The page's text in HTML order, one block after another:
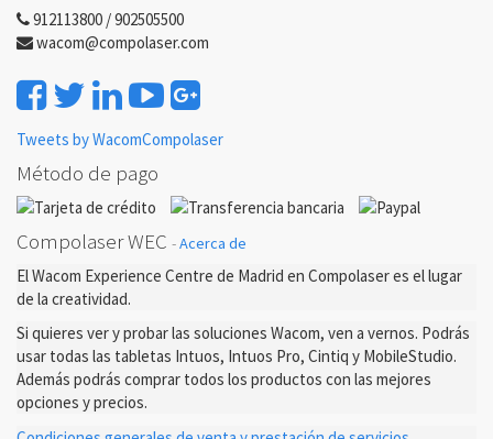
912113800 / 902505500
wacom@compolaser.com
Tweets by WacomCompolaser
Método de pago
Compolaser WEC -Acerca de
El Wacom Experience Centre de Madrid en Compolaser es el lugar
de la creatividad.
Si quieres ver y probar las soluciones Wacom, ven a vernos. Podrás
usar todas las tabletas Intuos, Intuos Pro, Cintiq y MobileStudio.
Además podrás comprar todos los productos con las mejores
opciones y precios.